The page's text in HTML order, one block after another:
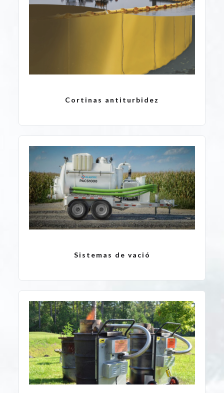
Cortinas antiturbidez
Sistemas de vació